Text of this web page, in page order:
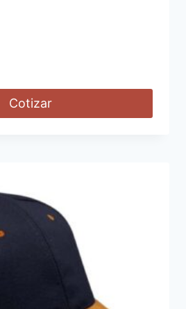
Cotizar